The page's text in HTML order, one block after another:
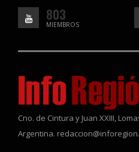
803
MIEMBROS
Cno. de Cintura y Juan XXIII,
Argentina.